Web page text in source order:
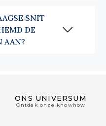
SNIT
DE
AAN?
ONS UNIVERSUM
Ontdek onze knowhow